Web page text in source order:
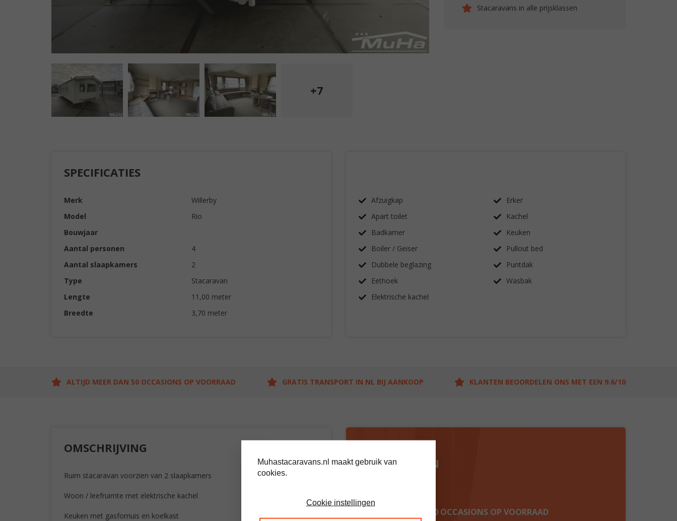
+7
Stacaravans in alle prijsklassen
SPECIFICATIES
Merk
Willerby
Model
Rio
Bouwjaar
Aantal personen
4
Aantal slaapkamers
2
Type
Stacaravan
Lengte
11,00 meter
Breedte
3,70 meter
Afzuigkap
Apart toilet
Badkamer
Boiler / Geiser
Dubbele beglazing
Eethoek
Elektrische kachel
Erker
Kachel
Keuken
Pullout bed
Puntdak
Wasbak
ALTIJD MEER DAN 50 OCCASIONS OP VOORRAAD GRATIS TRANSPORT IN NL BIJ AANKOOP KLANTEN BEOORDELEN ONS MET EEN 9.6/10
OMSCHRIJVING
Ruim stacaravan voorzien van 2 slaapkamers
Woon / leefruimte met elektrische kachel
Keuken met gasfornuis en koelkast
SHOWTERREIN
ALTIJD MEER DAN 60 OCCASIONS OP VOORRAAD
Muhastacaravans.nl maakt gebruik van
cookies.
Cookie instellingen